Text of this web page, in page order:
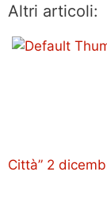
Altri articoli:
Città” 2